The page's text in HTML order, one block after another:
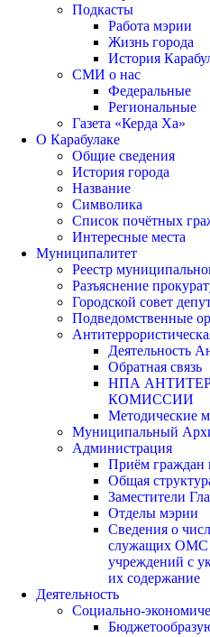
Подкасты
Работа мэрии
Жизнь города
История
СМИ о нас
Федеральные
Региональные
Газета «Керда Ха»
О Карабулаке
Общие сведения
История города
Название
Символика
Список почётных
Интересные места
Муниципалитет
Реестр
Разъяснение
Городской совет
Подведомственные
Деятельность
Обратная связь
НПА
КОМИССИИ
Методические
Муниципальный
Администрация
Приём граждан
Общая
Заместители
Отделы мэрии
Сведения о
служащих ОМС
учреждений с
их содержание
Деятельность
Социально-